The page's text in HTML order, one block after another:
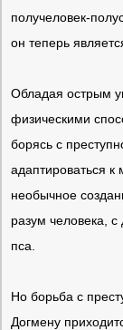
получеловек-
он теперь
Обладая острым
физическими
борясь с
адаптироваться к
необычное
разум человека,
пса.
Но борьба с
Догмену